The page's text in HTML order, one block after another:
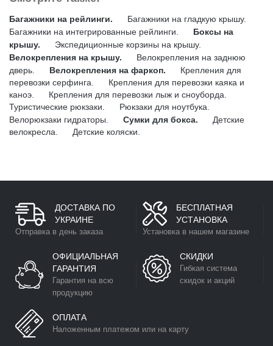
Багажники на рейлинги.
Багажники на гладкую крышу.
Багажники на интегрированные рейлинги.
Боксы на
крышу.
Экспедиционные корзины на крышу.
Велокрепления на крышу.
Велокрепления на заднюю
дверь.
Велокрепления на фаркоп.
Крепления для
перевозки серфинга.
Крепления для перевозки каяка и
каноэ.
Крепления для перевозки лыж и сноуборда.
Туристические рюкзаки.
Рюкзаки для ноутбука.
Велорюкзаки гидраторы.
Сумки для бокса.
Детские
велокресла.
Детские коляски.
ДОСТАВКА ПО
УКРАИНЕ
Отправка в день заказа
БЕСПЛАТНАЯ
УСТАНОВКА
Установка в нашем магазине
ОФИЦИАЛЬНАЯ
ГАРАНТИЯ
Гарантия на всю
продукцию
СКИДКИ
Гибкая система
скидок и акций
ОПЛАТА
Наложенным платежом или на карту